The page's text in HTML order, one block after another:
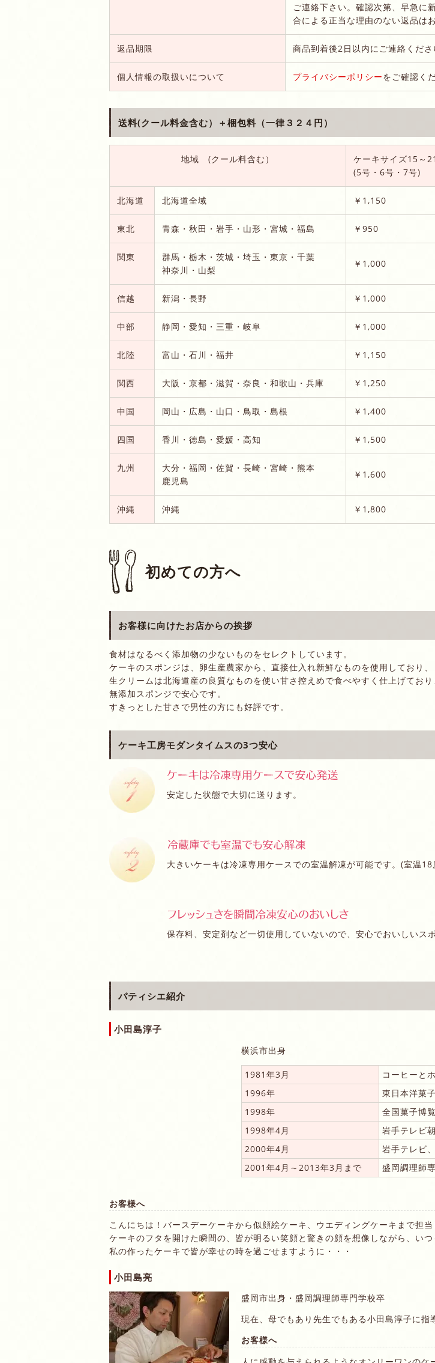
ご連絡下さい。確認次第、早急に
合による正当な理由のない返品は
返品期限 商品到着後2日以内にご連絡くださ
個人情報の取扱いについて プライバシーポリシーをご確認く
送料(クール料金含む）＋梱包料（一律３２４円）
地域 (クール料含む）
ケーキサイズ15～
(5号・6号・7号)
北海道 北海道全域 ￥1,150
東北 青森・秋田・岩手・山形・宮城・福島 ￥950
関東
群馬・栃木・茨城・埼玉・東京・千葉
神奈川・山梨
￥1,000
信越 新潟・長野 ￥1,000
中部 静岡・愛知・三重・岐阜 ￥1,000
北陸 富山・石川・福井 ￥1,150
関西 大阪・京都・滋賀・奈良・和歌山・兵庫 ￥1,250
中国 岡山・広島・山口・鳥取・島根 ￥1,400
四国 香川・徳島・愛媛・高知 ￥1,500
九州
大分・福岡・佐賀・長崎・宮崎・熊本
鹿児島
￥1,600
沖縄 沖縄 ￥1,800
初めての方へ
お客様に向けたお店からの挨拶
食材はなるべく添加物の少ないものをセレクトしています。
ケーキのスポンジは、卵生産農家から、直接仕入れ新鮮なものを使用しており、
生クリームは北海道産の良質なものを使い甘さ控えめで食べやすく仕上げており
無添加スポンジで安心です。
すきっとした甘さで男性の方にも好評です。
ケーキ工房モダンタイムスの3つ安心
安定した状態で大切に送ります。
大きいケーキは冷凍専用ケースでの室温解凍が可能です。(室温
保存料、安定剤など一切使用していないので、安心でおいしいス
パティシエ紹介
小田島淳子
横浜市出身
1981年3月
コーヒーと
1996年
東日本洋菓
1998年
全国菓子博
1998年4月
岩手テレビ
2000年4月
岩手テレビ
2001年4月～2013年3月まで
盛岡調理師
お客様へ
こんにちは！バースデーケーキから似顔絵ケーキ、ウエディングケーキまで担当
ケーキのフタを開けた瞬間の、皆が明るい笑顔と驚きの顔を想像しながら、いつ
私の作ったケーキで皆が幸せの時を過ごせますように・・・
小田島亮
盛岡市出身・盛岡調理師専門学校卒
現在、母でもあり先生でもある小田島淳子に指
お客様へ